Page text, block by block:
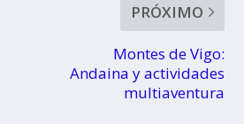
PRÓXIMO
Montes de Vigo:
Andaina y actividades
multiaventura